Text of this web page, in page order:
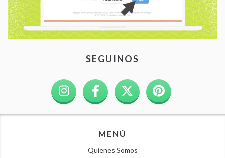
SEGUINOS
MENÚ
Quienes Somos